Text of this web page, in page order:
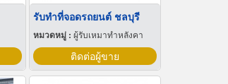
รับทำที่จอดรถยนต์ ชลบุรี
หมวดหมู่ :ผู้รับเหมาทำหลังคา
ติดต่อผู้ขาย